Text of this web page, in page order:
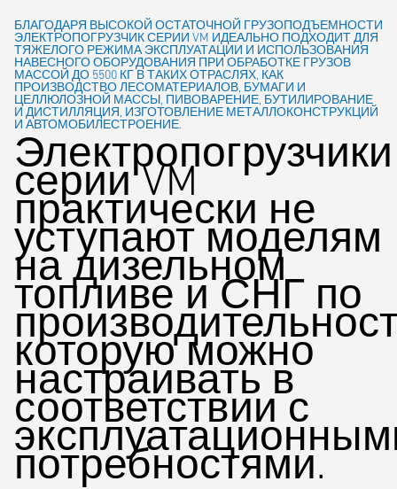
БЛАГОДАРЯ ВЫСОКОЙ ОСТАТОЧНОЙ ГРУЗОПОДЪЕМНОСТИ
ЭЛЕКТРОПОГРУЗЧИК СЕРИИ VM ИДЕАЛЬНО ПОДХОДИТ ДЛЯ
ТЯЖЕЛОГО РЕЖИМА ЭКСПЛУАТАЦИИ И ИСПОЛЬЗОВАНИЯ
НАВЕСНОГО ОБОРУДОВАНИЯ ПРИ ОБРАБОТКЕ ГРУЗОВ
МАССОЙ ДО 5500 КГ В ТАКИХ ОТРАСЛЯХ, КАК
ПРОИЗВОДСТВО ЛЕСОМАТЕРИАЛОВ, БУМАГИ И
ЦЕЛЛЮЛОЗНОЙ МАССЫ, ПИВОВАРЕНИЕ, БУТИЛИРОВАНИЕ
И ДИСТИЛЛЯЦИЯ, ИЗГОТОВЛЕНИЕ МЕТАЛЛОКОНСТРУКЦИЙ
И АВТОМОБИЛЕСТРОЕНИЕ.
Электропогрузчики
серии VM
практически не
уступают моделям
на дизельном
топливе и СНГ по
которую можно
настраивать в
соответствии с
потребностями.